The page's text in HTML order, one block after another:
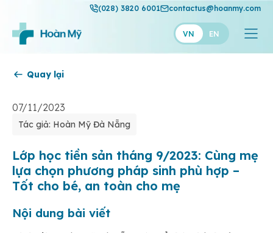
(028) 3820 6001 contactus@hoanmy.com
VN EN
Hạnh Phúc
Thuận Mỹ
Quay lại
07/11/2023
Tác giả: Hoàn Mỹ Đà Nẵng
Lớp học tiền sản tháng 9/2023: Cùng mẹ
lựa chọn phương pháp sinh phù hợp –
Tốt cho bé, an toàn cho mẹ
Nội dung bài viết